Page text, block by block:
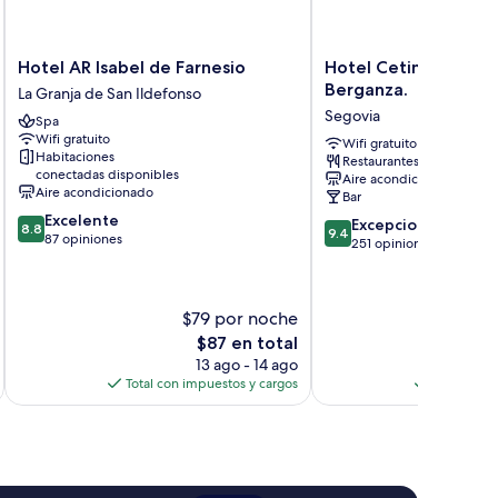
Hotel
AR
Isabel
de
Farnesio
La
Granja
de
San
Ildefonso
Hotel AR Isabel de Farnesio
La Granja de San Ildefonso
Spa
Wifi gratuito
Habitaciones
conectadas disponibles
Aire acondicionado
8.8
de
8.8 Excelente
87 opiniones
$79 por noche
El
precio
actual
es
$87 en total
13 ago - 14 ago
Total con impuestos y cargos
Hotel
Cetina
Palacio
Ayala
Berganza.
Segovia
Hotel Cetina Palacio
Berganza.
Segovia
Wifi gratuito
Restaurantes
Aire acondicionado
Bar
9.4
de
9.4 Excepcional
251 opiniones